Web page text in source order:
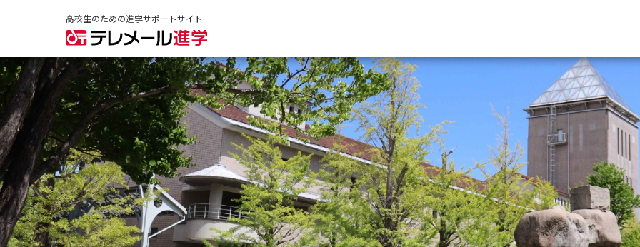
高校生のための進学サポートサイト
資料請求
大学・短大の資料種類から請求
大学パンフ
学部・学科パンフ
総合型選抜・学校推薦型選抜 募集要項
大学入学共通テスト利用選抜の募集要項